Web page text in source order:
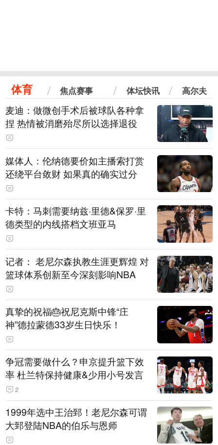
体育 焦点赛事 体坛快讯 高尔夫
麦迪：做微创手术后被球队各种拿
捏 热情被消磨殆尽所以选择退役
媒体人：伦纳德要价如主播索打赏
还绕平台敛财 如果真的确实过分
卡特：马刺需要纳兹·里德&保罗·里
德类型的内线搭档文班亚马
记者： 老尼尔森执教生涯更辉煌 对
篮球体系创新至今深刻影响NBA
真挚的祝福🎂祝尼克斯中锋“庄
神”德拉蒙德33岁生日快乐！
争冠需要做什么？申京提升篮下效
率 杜兰特保持健康&少用小号发言
2
1999年选中王治郅！老尼尔森可谓
大郅登陆NBA的伯乐与恩师